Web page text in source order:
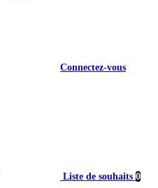
Connectez-vous
Liste de souhaits 0